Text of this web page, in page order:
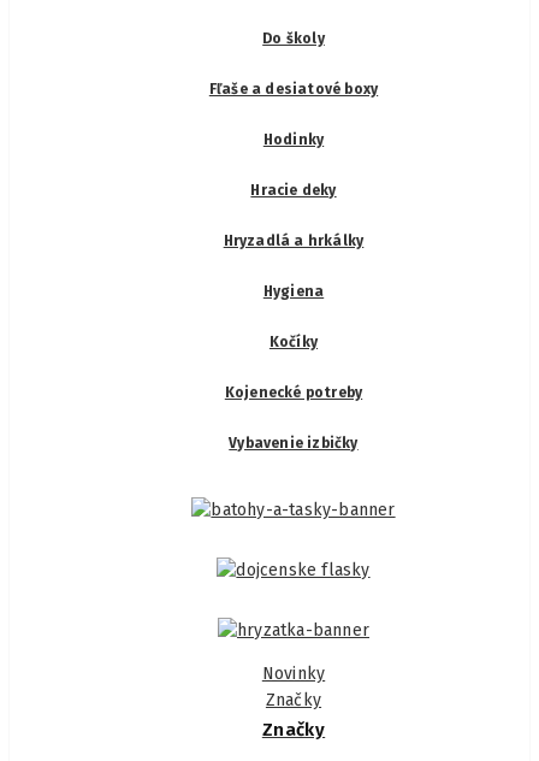
Do školy
Fľaše a desiatové boxy
Hodinky
Hracie deky
Hryzadlá a hrkálky
Hygiena
Kočíky
Kojenecké potreby
Vybavenie izbičky
Novinky
Značky
Značky